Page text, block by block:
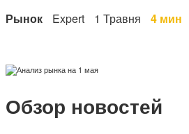
Рынок Expert 1 Травня 4 мин
Обзор новостей